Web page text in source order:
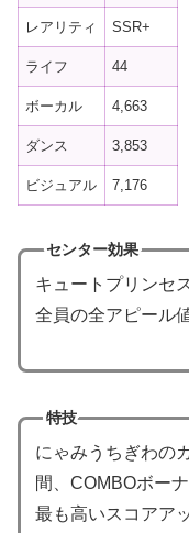
レアリティ SSR+
ライフ 44
ボーカル 4,663
ダンス 3,853
ビジュアル 7,176
センター効果
キュートプリンセ
全員の全アピール
特技
にゃみうちぎわの
間、COMBOボー
最も高いスコアア